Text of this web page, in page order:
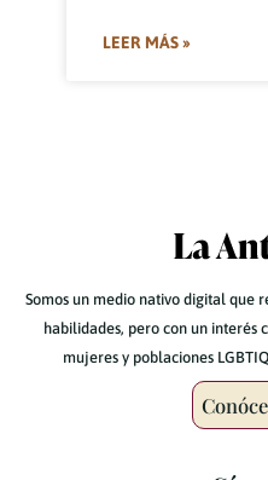
LEER MÁS »
Somos un medio nativo digital que
habilidades, pero con un interés
mujeres y poblaciones